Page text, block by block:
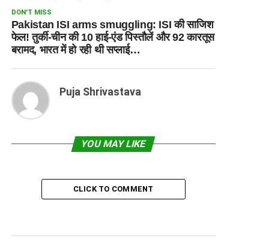
DON'T MISS
Pakistan ISI arms smuggling: ISI की साजिश
फेल! तुर्की-चीन की 10 हाई-एंड पिस्तौलें और 92 कारतूस
बरामद, भारत में हो रही थी सप्लाई…
Puja Shrivastava
YOU MAY LIKE
CLICK TO COMMENT